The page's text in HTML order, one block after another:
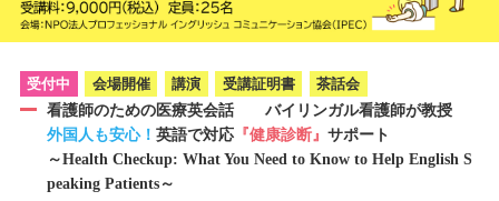
受付中 会場開催 講演 受講証明書
茶話会
看護師のための医療英会話 バイリンガル看護師が教授
外国人も安心！ 英語で対応『健康診断』 サポート
～Health Checkup: What You Need to Know to Help English S
peaking Patients～